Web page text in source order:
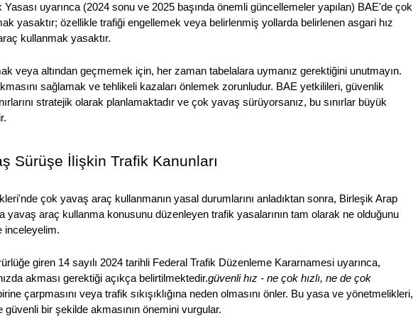
Yasası uyarınca (2024 sonu ve 2025 başında önemli güncellemeler yapılan) BAE'de çok
yasaktır; özellikle trafiği engellemek veya belirlenmiş yollarda belirlenen asgari hız
araç kullanmak yasaktır.
veya altından geçmemek için, her zaman tabelalara uymanız gerektiğini unutmayın.
sağlamak ve tehlikeli kazaları önlemek zorunludur. BAE yetkilileri, güvenlik
stratejik olarak planlamaktadır ve çok yavaş sürüyorsanız, bu sınırlar büyük
Sürüşe İlişkin Trafik Kanunları
çok yavaş araç kullanmanın yasal durumlarını anladıktan sonra, Birleşik Arap
yavaş araç kullanma konusunu düzenleyen trafik yasalarının tam olarak ne olduğunu
inceleyelim.
giren 14 sayılı 2024 tarihli Federal Trafik Düzenleme Kararnamesi uyarınca,
akması gerektiği açıkça belirtilmektedir.güvenli hız - ne çok hızlı, ne de çok
çarpmasını veya trafik sıkışıklığına neden olmasını önler. Bu yasa ve yönetmelikleri,
bir şekilde akmasının önemini vurgular.